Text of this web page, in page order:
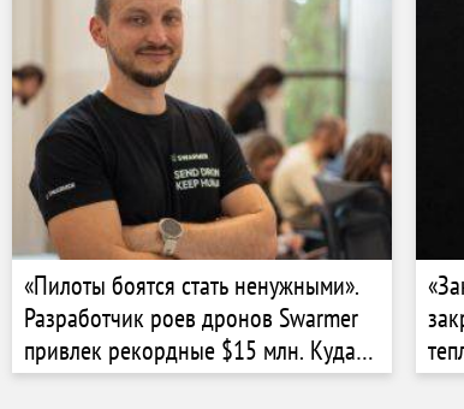
«Пилоты боятся стать ненужными».
Разработчик роев дронов Swarmer
привлек рекордные $15 млн. Куда
направят инвестиции и как меняется